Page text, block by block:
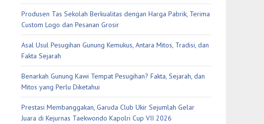
Produsen Tas Sekolah Berkualitas dengan Harga Pabrik, Terima
Custom Logo dan Pesanan Grosir
Asal Usul Pesugihan Gunung Kemukus, Antara Mitos, Tradisi, dan
Fakta Sejarah
Benarkah Gunung Kawi Tempat Pesugihan? Fakta, Sejarah, dan
Mitos yang Perlu Diketahui
Prestasi Membanggakan, Garuda Club Ukir Sejumlah Gelar
Juara di Kejurnas Taekwondo Kapolri Cup VII 2026